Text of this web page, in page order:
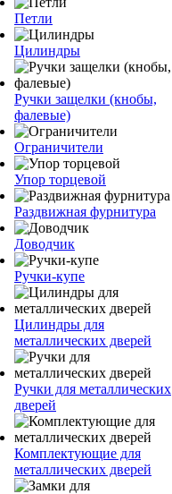
Петли
Цилиндры
Ручки защелки (кнобы,
фалевые)
Ограничители
Упор торцевой
Раздвижная фурнитура
Доводчик
Ручки-купе
Цилиндры для
металлических дверей
Ручки для металлических
дверей
Комплектующие для
металлических дверей